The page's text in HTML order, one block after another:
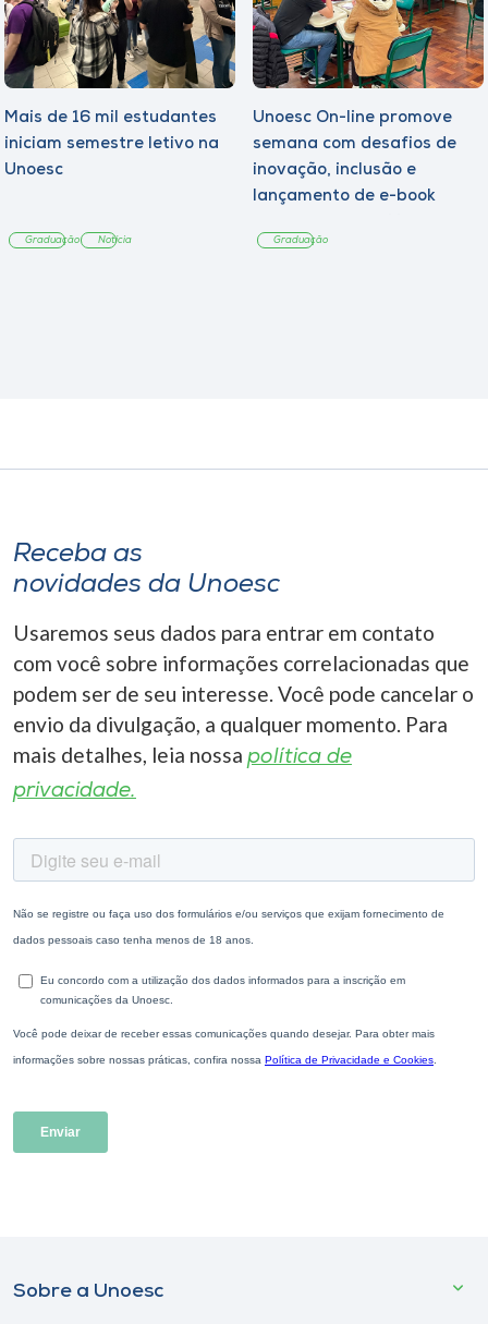
Mais de 16 mil estudantes
iniciam semestre letivo na
Unoesc
Graduação Notícia
Unoesc On-line promove
semana com desafios de
inovação, inclusão e
lançamento de e-book
Graduação
Receba as
novidades da Unoesc
Usaremos seus dados para entrar em contato
com você sobre informações correlacionadas que
podem ser de seu interesse. Você pode cancelar o
envio da divulgação, a qualquer momento. Para
mais detalhes, leia nossa política de
privacidade.
Sobre a Unoesc